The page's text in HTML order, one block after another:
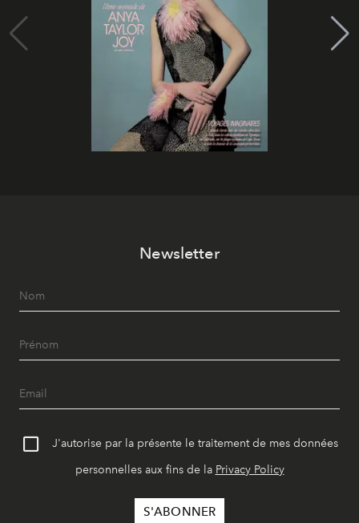
Newsletter
J'autorise par la présente le traitement de mes données
personnelles aux fins de la Privacy Policy